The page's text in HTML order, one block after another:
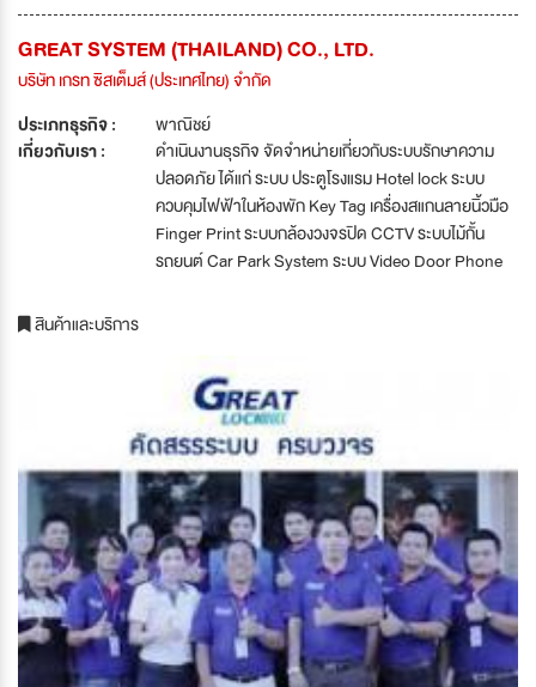
GREAT SYSTEM (THAILAND) CO., LTD.
บริษัท เกรท ซิสเต็มส์ (ประเทศไทย) จำกัด
ประเภทธุรกิจ :
พาณิชย์
เกี่ยวกับเรา :
ดำเนินงานธุรกิจ จัดจำหน่ายเกี่ยวกับระบบรักษาความ
ปลอดภัย ได้แก่ ระบบ ประตูโรงแรม Hotel lock ระบบ
ควบคุมไฟฟ้าในห้องพัก Key Tag เครื่องสแกนลายนิ้วมือ
Finger Print ระบบกล้องวงจรปิด CCTV ระบบไม้กั้น
รถยนต์ Car Park System ระบบ Video Door Phone
สินค้าและบริการ